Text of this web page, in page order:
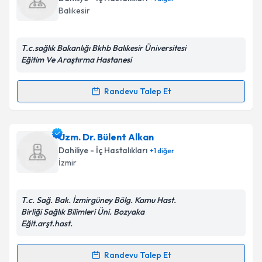
Kişisel verilerimin işlenmesine ilişkin
Metni'ni okudum ve kişisel verilerimin belirtilen
Balıkesir
T.c.sağlık Bakanlığı Bkhb Balıkesir Üniversitesi
Eğitim Ve Araştırma Hastanesi
Randevu Talep Et
Randevu Takvimi Talebi
Dr. Cihat Sarkışiçin randevu takvimi talebi oluşturun.
Size bu uzmandan randevu almanız için bir takvim
hazırlandığında e-posta ile bilgilendireceğiz.
'ni okudum ve kişisel verilerimin belirtilen
Uzm. Dr. Bülent Alkan
Dahiliye - İç Hastalıkları +1diğer
İzmir
T.c. Sağ. Bak. İzmirgüney Bölg. Kamu Hast.
Birliği Sağlık Bilimleri Üni. Bozyaka
Eğit.arşt.hast.
Randevu Talep Et